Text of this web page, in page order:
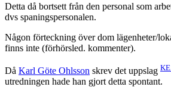
Detta då bortsett från den personal som
dvs spaningspersonalen.
Någon förteckning över dom lägenheter/
finns inte (förhörsled. kommenter).
Då Karl Göte Ohlsson skrev det uppslag
utredningen hade han gjort detta spontant.